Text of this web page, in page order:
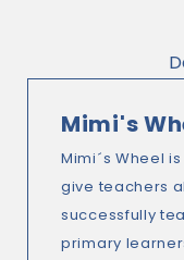
Mimi's
Mimi´s Wheel
give teachers
successfully
primary